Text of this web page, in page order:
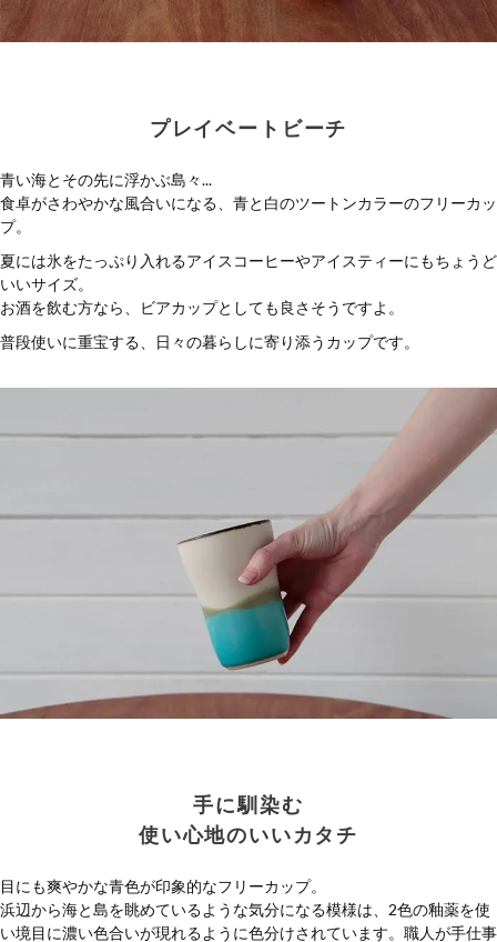
プレイベートビーチ
青い海とその先に浮かぶ島々...
食卓がさわやかな風合いになる、青と白のツートンカラーのフリーカッ
プ。
夏には氷をたっぷり入れるアイスコーヒーやアイスティーにもちょうど
いいサイズ。
お酒を飲む方なら、ビアカップとしても良さそうですよ。
普段使いに重宝する、日々の暮らしに寄り添うカップです。
手に馴染む
使い心地のいいカタチ
目にも爽やかな青色が印象的なフリーカップ。
浜辺から海と島を眺めているような気分になる模様は、2色の釉薬を使
い境目に濃い色合いが現れるように色分けされています。職人が手仕事